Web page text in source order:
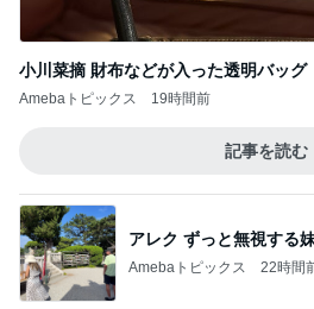
小川菜摘 財布などが入った透明バッグ
Amebaトピックス 19時間前
記事を読む
アレク ずっと無視する
Amebaトピックス 22時間